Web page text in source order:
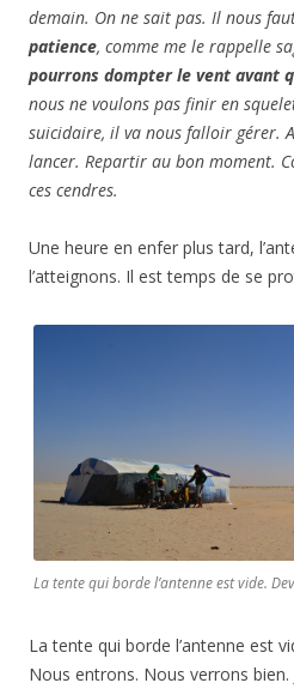
demain. On ne sait pas. Il nous
patience, comme me le rappelle
pourrons dompter le vent avant
nous ne voulons pas finir en
suicidaire, il va nous falloir gérer.
lancer. Repartir au bon moment.
ces cendres.
Une heure en enfer plus tard,
l’atteignons. Il est temps de se
La tente qui borde l’antenne est vide.
La tente qui borde l’antenne est
Nous entrons. Nous verrons bien.